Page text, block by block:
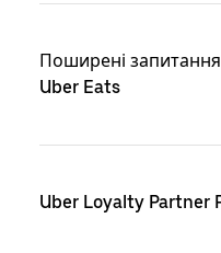
Поширені
Uber Eats
Uber Loyalty Partner